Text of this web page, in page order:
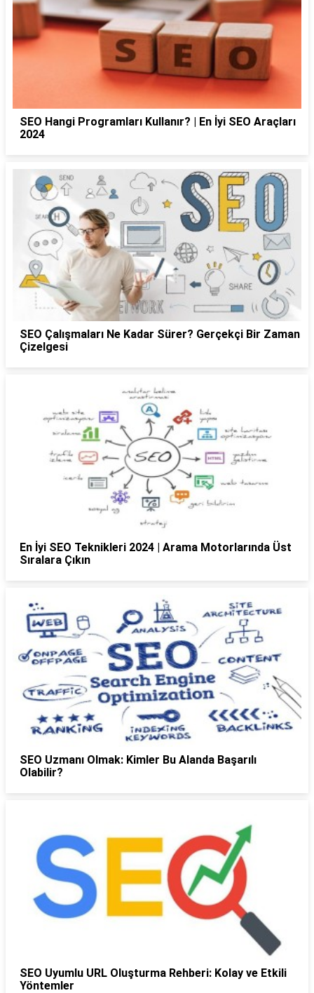
SEO Hangi Programları Kullanır? | En İyi SEO Araçları
2024
SEO Çalışmaları Ne Kadar Sürer? Gerçekçi Bir Zaman
Çizelgesi
En İyi SEO Teknikleri 2024 | Arama Motorlarında Üst
Sıralara Çıkın
SEO Uzmanı Olmak: Kimler Bu Alanda Başarılı
Olabilir?
SEO Uyumlu URL Oluşturma Rehberi: Kolay ve Etkili
Yöntemler